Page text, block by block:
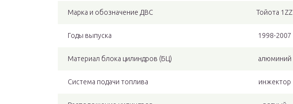
Марка и обозначение ДВС Тойота 1ZZ
Годы выпуска 1998-2007
Материал блока цилиндров (БЦ) алюминий
Система подачи топлива инжектор